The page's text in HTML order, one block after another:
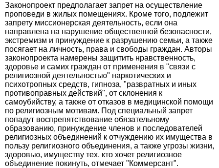
Законопроект предполагает запрет на осуществление
проповеди в жилых помещениях. Кроме того, подлежит
запрету миссионерская деятельность, если она
направлена на нарушение общественной безопасности,
экстремизм и принуждение к разрушению семьи, а также
посягает на личность, права и свободы граждан. Авторы
законопроекта намерены защитить нравственность,
здоровье и самих граждан от применения в "связи с
религиозной деятельностью" наркотических и
психотропных средств, гипноза, "развратных и иных
противоправных действий", от склонения к
самоубийству, а также от отказов в медицинской помощи
по религиозным мотивам. Под специальный запрет
попадут воспрепятствование обязательному
образованию, принуждение членов и последователей
религиозных объединений к отчуждению их имущества в
пользу религиозного объединения, а также угрозы жизни,
здоровью, имуществу тех, кто хочет религиозное
объединение покинуть, отмечает "Коммерсант".